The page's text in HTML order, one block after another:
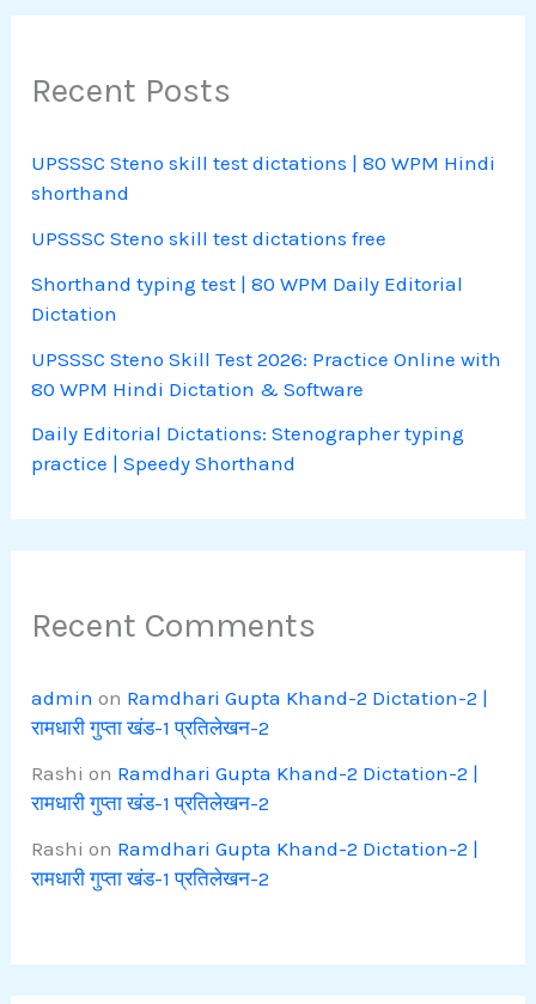
Recent Posts
UPSSSC Steno skill test dictations | 80 WPM Hindi
shorthand
UPSSSC Steno skill test dictations free
Shorthand typing test | 80 WPM Daily Editorial
Dictation
UPSSSC Steno Skill Test 2026: Practice Online with
80 WPM Hindi Dictation & Software
Daily Editorial Dictations: Stenographer typing
practice | Speedy Shorthand
Recent Comments
admin on Ramdhari Gupta Khand-2 Dictation-2 |
रामधारी गुप्ता खंड-1 प्रतिलेखन-2
Rashi on Ramdhari Gupta Khand-2 Dictation-2 |
रामधारी गुप्ता खंड-1 प्रतिलेखन-2
Rashi on Ramdhari Gupta Khand-2 Dictation-2 |
रामधारी गुप्ता खंड-1 प्रतिलेखन-2